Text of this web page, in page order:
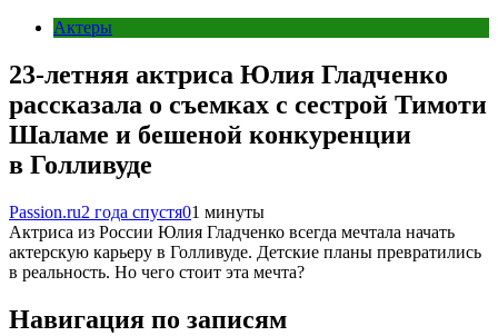
Актеры
23-летняя актриса Юлия Гладченко
рассказала о съемках с сестрой Тимоти
Шаламе и бешеной конкуренции
в Голливуде
Passion.ru2 года спустя01 минуты
Актриса из России Юлия Гладченко всегда мечтала начать
актерскую карьеру в Голливуде. Детские планы превратились
в реальность. Но чего стоит эта мечта?
Навигация по записям